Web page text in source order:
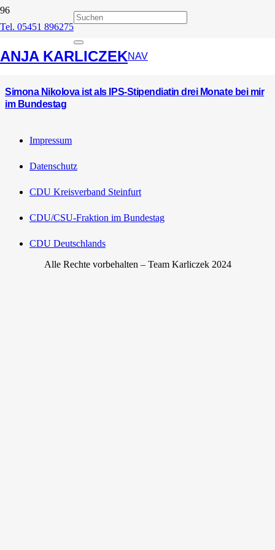
Tel. 05451 896275
ANJA KARLICZEKNAV
IPS
Simona Nikolova ist als IPS-Stipendiatin drei Monate bei mir
im Bundestag
Impressum
Datenschutz
CDU Kreisverband Steinfurt
CDU/CSU-Fraktion im Bundestag
CDU Deutschlands
Alle Rechte vorbehalten – Team Karliczek 2024